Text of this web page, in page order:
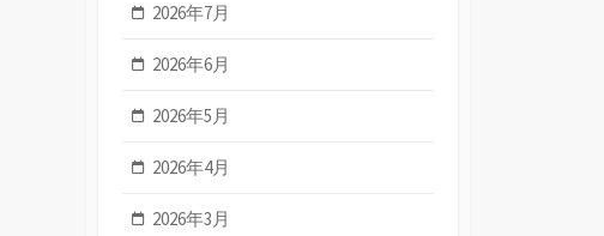
2026年7月
2026年6月
2026年5月
2026年4月
2026年3月